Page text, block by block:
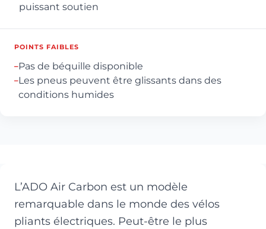
puissant soutien
POINTS FAIBLES
–Pas de béquille disponible
–Les pneus peuvent être glissants dans des
conditions humides
L’ADO Air Carbon est un modèle
remarquable dans le monde des vélos
pliants électriques. Peut-être le plus